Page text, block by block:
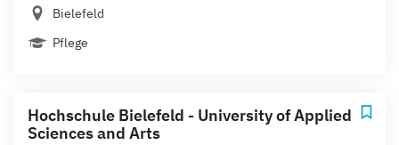
Bielefeld
Pflege
Hochschule Bielefeld - University of Applied
Sciences and Arts